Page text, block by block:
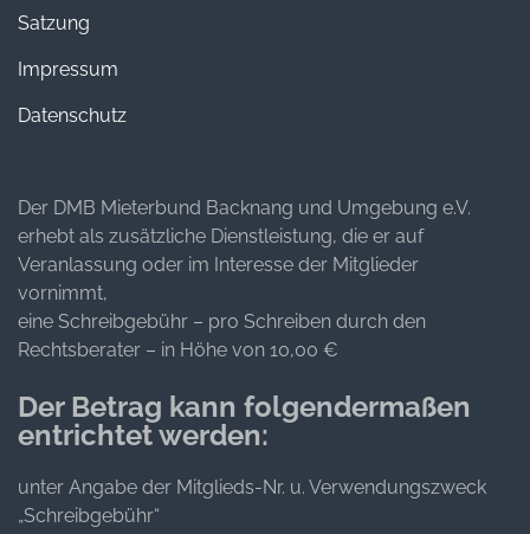
Satzung
Impressum
Datenschutz
Der DMB Mieterbund Backnang und Umgebung e.V.
erhebt als zusätzliche Dienstleistung, die er auf
Veranlassung oder im Interesse der Mitglieder
vornimmt,
eine Schreibgebühr – pro Schreiben durch den
Rechtsberater – in Höhe von 10,00 €
Der Betrag kann folgendermaßen
entrichtet werden:
unter Angabe der Mitglieds-Nr. u. Verwendungszweck
„Schreibgebühr“